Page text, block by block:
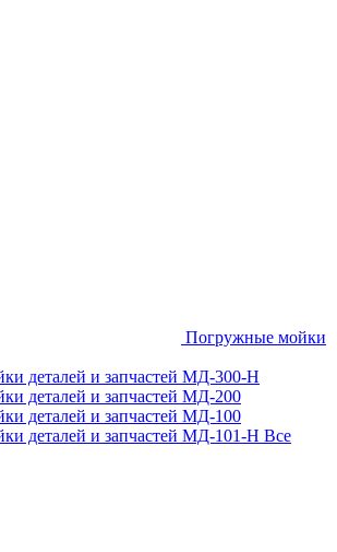
Погружные мойки
деталей и запчастей МД-300-H
деталей и запчастей МД-200
деталей и запчастей МД-100
деталей и запчастей МД-101-Н Все